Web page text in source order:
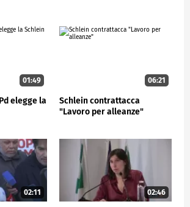
Pig?". Lo ha detto la segretaria
Matteo Salvini.
01:49
elegge la
06:21
Schlein contrattacca
"Lavoro per alleanze"
02:11 02:46